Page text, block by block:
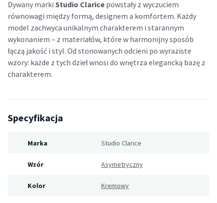
Dywany marki Studio Clarice powstały z wyczuciem
równowagi między formą, designem a komfortem. Każdy
model zachwyca unikalnym charakterem i starannym
wykonaniem – z materiałów, które w harmonijny sposób
łączą jakość i styl. Od stonowanych odcieni po wyraziste
wzory: każde z tych dzieł wnosi do wnętrza elegancką bazę z
charakterem.
Specyfikacja
Marka Studio Clarice
Wzór Asymetryczny
Kolor Kremowy